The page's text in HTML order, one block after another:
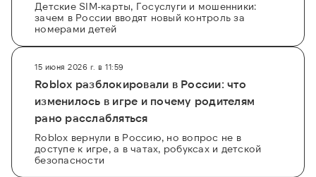
Детские SIM-карты, Госуслуги и мошенники:
зачем в России вводят новый контроль за
номерами детей
15 июня 2026 г. в 11:59
Roblox разблокировали в России: что
изменилось в игре и почему родителям
рано расслабляться
Roblox вернули в Россию, но вопрос не в
доступе к игре, а в чатах, робуксах и детской
безопасности